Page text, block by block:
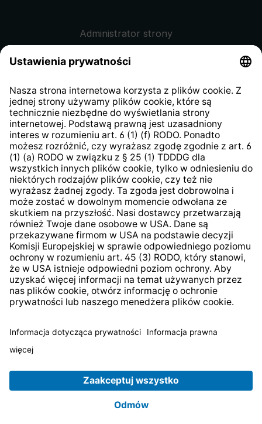
Administrator strony
kontrahentów
Klauzula informacyjna strony
internetowej
Strategia podatkowa
System zgłaszania nieprawidłowości
* Wszystkie ceny zawierają podatek VAT pluskoszty
TechniSat jest firmą należącą do FundacjiLEPPER Stiftung
e.S..